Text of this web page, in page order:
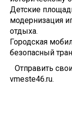
Детские
модернизация
отдыха.
Городская
безoпасный
Отправить
vmeste46.ru.